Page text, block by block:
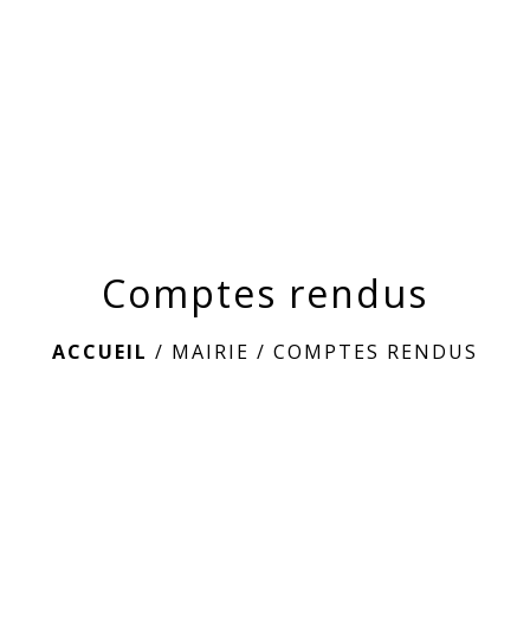
Comptes rendus
ACCUEIL / MAIRIE / COMPTES RENDUS